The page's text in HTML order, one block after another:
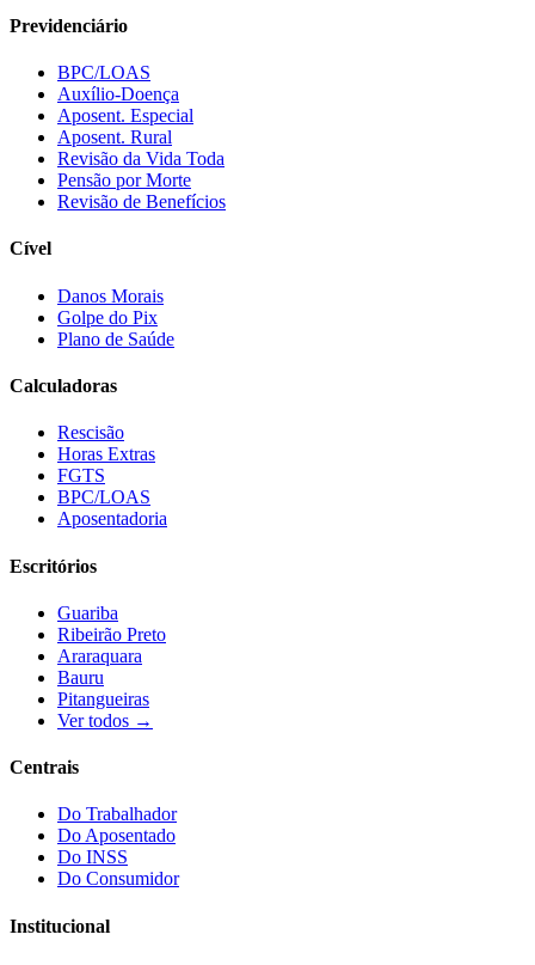
Previdenciário
BPC/LOAS
Auxílio-Doença
Aposent. Especial
Aposent. Rural
Revisão da Vida Toda
Pensão por Morte
Revisão de Benefícios
Cível
Danos Morais
Golpe do Pix
Plano de Saúde
Calculadoras
Rescisão
Horas Extras
FGTS
BPC/LOAS
Aposentadoria
Escritórios
Guariba
Ribeirão Preto
Araraquara
Bauru
Pitangueiras
Ver todos →
Centrais
Do Trabalhador
Do Aposentado
Do INSS
Do Consumidor
Institucional